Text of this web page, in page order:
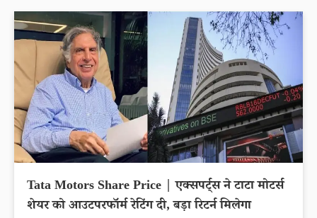
Tata Motors Share Price | एक्सपर्ट्स ने टाटा मोटर्स
शेयर को आउटपरफॉर्म रेटिंग दी, बड़ा रिटर्न मिलेगा